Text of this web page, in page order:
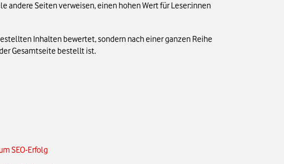
andere Seiten verweisen, einen hohen Wert für Leser:innen
Inhalten bewertet, sondern nach einer ganzen Reihe
Gesamtseite bestellt ist.
SEO-Erfolg